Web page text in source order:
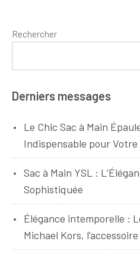
Rechercher
Derniers messages
Le Chic Sac à Main
Indispensable pour Votre
Sac à Main YSL :
Sophistiquée
Élégance intemporelle :
Michael Kors,